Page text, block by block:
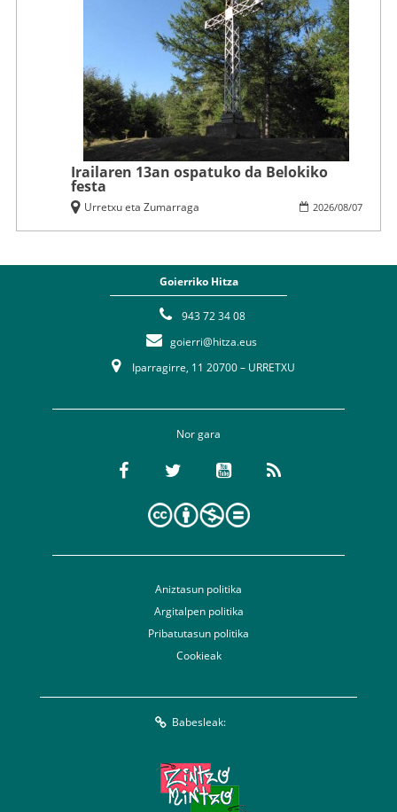
Irailaren 13an ospatuko da Belokiko
festa
2026/08/07
Urretxu eta Zumarraga
Goierriko Hitza
943 72 34 08
goierri@hitza.eus
Iparragirre, 11 20700 – URRETXU
Nor gara
Aniztasun politika
Argitalpen politika
Pribatutasun politika
Cookieak
Babesleak: